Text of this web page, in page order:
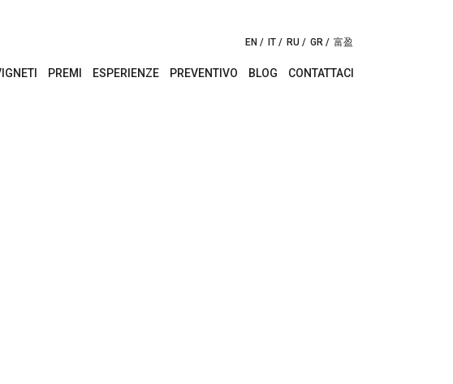
EN IT RU GR 富盈
PREMI ESPERIENZE PREVENTIVO BLOG CONTATTACI